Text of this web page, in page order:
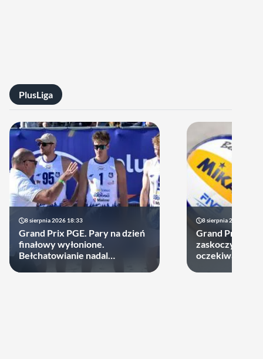
PlusLiga
8 sierpnia 2026 18:33
Grand Prix PGE. Pary na dzień
finałowy wyłonione.
Bełchatowianie nadal
8 sierpnia 2026 15:50
Grand Prix
zaskoczyli,
oczekiwań